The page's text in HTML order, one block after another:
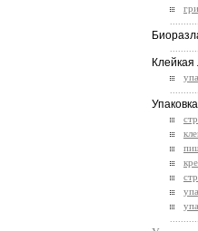
Клейкая
Упаковка